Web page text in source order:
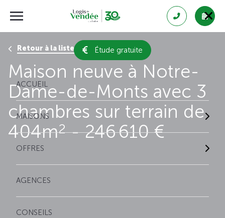
Étude gratuite
ACCUEIL
MAISONS
OFFRES
AGENCES
CONSEILS
Retour à la liste des résultats
Maison neuve à Notre-
Dame-de-Monts avec 3
chambres sur terrain de
404m2- 246 610 €